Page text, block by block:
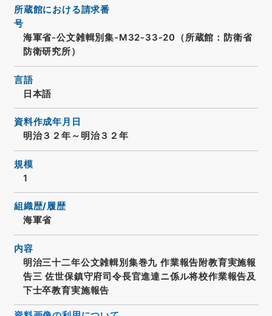
所蔵館における請求番
号
海軍省-公文雑輯別集-M32-33-20（所蔵館：防衛省
防衛研究所）
言語
日本語
資料作成年月日
明治３２年～明治３２年
規模
1
組織歴/履歴
海軍省
内容
明治三十二年公文雑輯別集巻九 作業報告附教育実施報
告三 佐世保鎮守府司令長官進達ニ係ル将校作業報告及
下士卒教育実施報告